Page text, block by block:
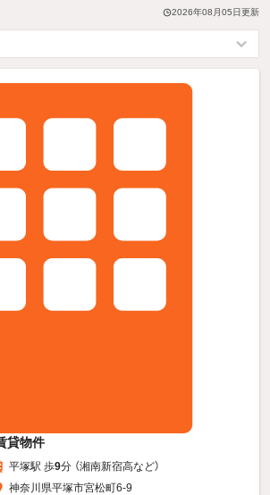
2026年08月05日更新
貸物件
平塚駅 歩9分 （湘南新宿高など）
神奈川県平塚市宮松町6-9